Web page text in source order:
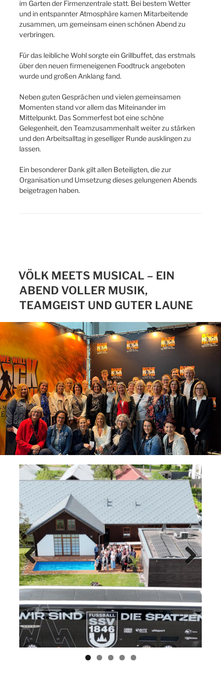
im Garten der Firmenzentrale statt. Bei bestem Wetter
und in entspannter Atmosphäre kamen Mitarbeitende
zusammen, um gemeinsam einen schönen Abend zu
verbringen.
Für das leibliche Wohl sorgte ein Grillbuffet, das erstmals
über den neuen firmeneigenen Foodtruck angeboten
wurde und großen Anklang fand.
Neben guten Gesprächen und vielen gemeinsamen
Momenten stand vor allem das Miteinander im
Mittelpunkt. Das Sommerfest bot eine schöne
Gelegenheit, den Teamzusammenhalt weiter zu stärken
und den Arbeitsalltag in geselliger Runde ausklingen zu
lassen.
Ein besonderer Dank gilt allen Beteiligten, die zur
Organisation und Umsetzung dieses gelungenen Abends
beigetragen haben.
VÖLK MEETS MUSICAL – EIN
ABEND VOLLER MUSIK,
TEAMGEIST UND GUTER LAUNE
Previ
ous
Next